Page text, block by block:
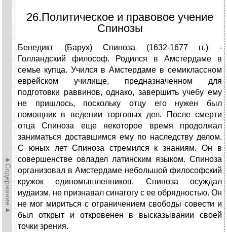
►Содержание►
26.Политическое и правовое учение
Спинозы
Бенедикт (Барух) Спиноза (1632-1677 гг.) -
Голландский философ. Родился в Амстердаме в
семье купца. Учился в Амстердаме в семиклассном
еврейском училище, предназначенном для
подготовки раввинов, однако, завершить учебу ему
не пришлось, поскольку отцу его нужен был
помощник в ведении торговых дел. После смерти
отца Спиноза еще некоторое время продолжал
заниматься доставшимся ему по наследству делом.
С юных лет Спиноза стремился к знаниям. Он в
совершенстве овладел латинским языком. Спиноза
организовал в Амстердаме небольшой философский
кружок единомышленников. Спиноза осуждал
иудаизм, не признавал синагогу с ее обрядностью. Он
не мог мириться с ограничением свободы совести и
был открыт и откровенен в высказывании своей
точки зрения.